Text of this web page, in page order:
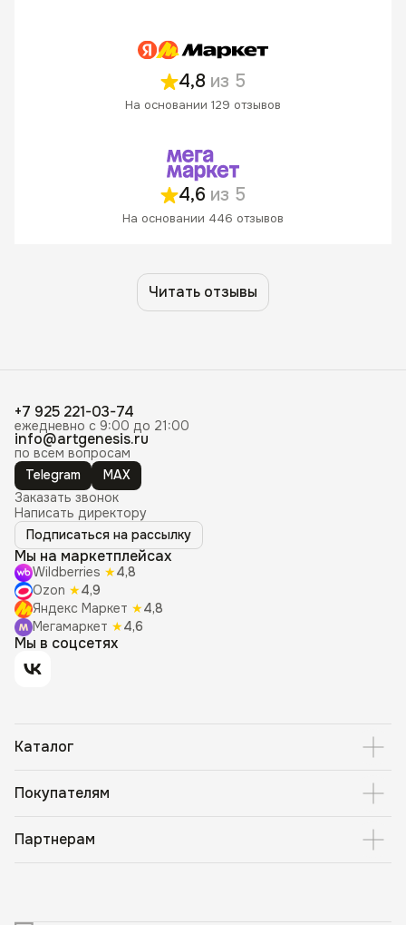
4,8 из 5
На основании 129 отзывов
4,6 из 5
На основании 446 отзывов
Читать отзывы
+7 925 221-03-74
ежедневно с 9:00 до 21:00
info@artgenesis.ru
по всем вопросам
Telegram
MAX
Заказать звонок
Написать директору
Подписаться на рассылку
Мы на маркетплейсах
Wildberries ★4,8
Ozon ★4,9
Яндекс Маркет ★4,8
Мегамаркет ★4,6
Мы в соцсетях
Каталог
Покупателям
Партнерам